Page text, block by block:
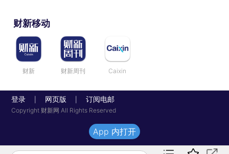
财新移动
财新 财新周刊 Caixin
登录 网页版 订阅电邮
Copyright 财新网 All Rights Reserved
App 内打开